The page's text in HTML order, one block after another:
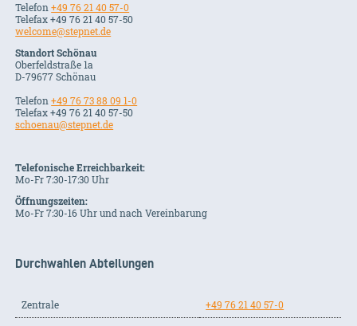
Telefon+49 76 21 40 57-0
Telefax +49 76 21 40 57-50
welcome@stepnet.de
Standort Schönau
Oberfeldstraße 1a
D-79677 Schönau
Telefon+49 76 73 88 09 1-0
Telefax +49 76 21 40 57-50
schoenau@stepnet.de
Telefonische Erreichbarkeit:
Mo-Fr 7:30-17:30 Uhr
Öffnungszeiten:
Mo-Fr 7:30-16 Uhr und nach Vereinbarung
Durchwahlen Abteilungen
Zentrale
+49 76 21 40 57-0